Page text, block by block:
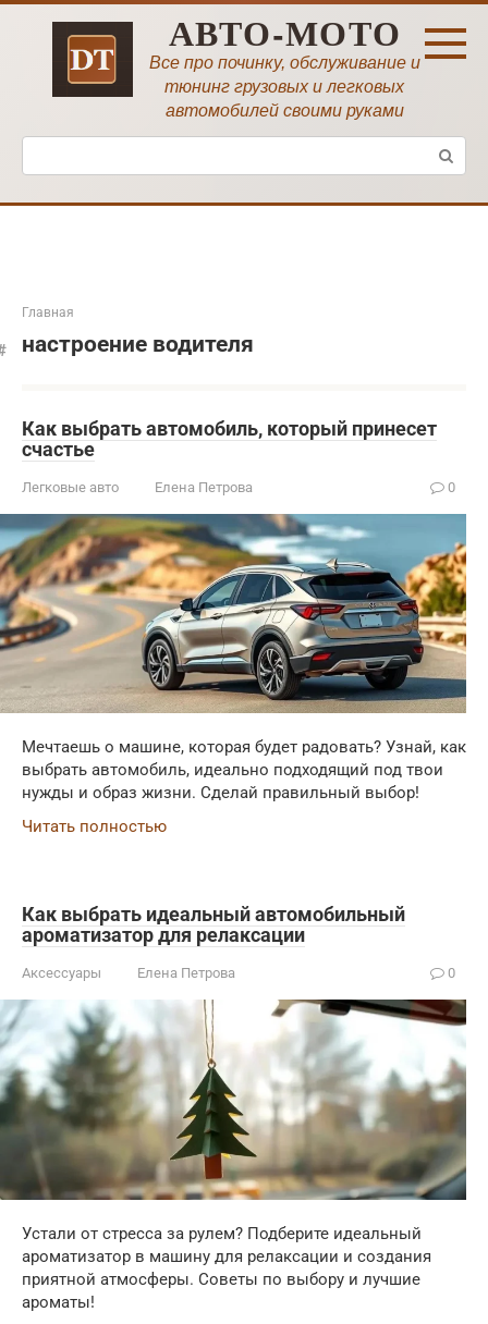
Перейти
АВТО-МОТО
Все про починку, обслуживание и
тюнинг грузовых и легковых
автомобилей своими руками
Поиск:
Главная
настроение водителя
Как выбрать автомобиль, который принесет
счастье
Легковые авто Елена Петрова 0
Мечтаешь о машине, которая будет радовать? Узнай, как
выбрать автомобиль, идеально подходящий под твои
нужды и образ жизни. Сделай правильный выбор!
Читать полностью
Как выбрать идеальный автомобильный
ароматизатор для релаксации
Аксессуары Елена Петрова 0
Устали от стресса за рулем? Подберите идеальный
ароматизатор в машину для релаксации и создания
приятной атмосферы. Советы по выбору и лучшие
ароматы!